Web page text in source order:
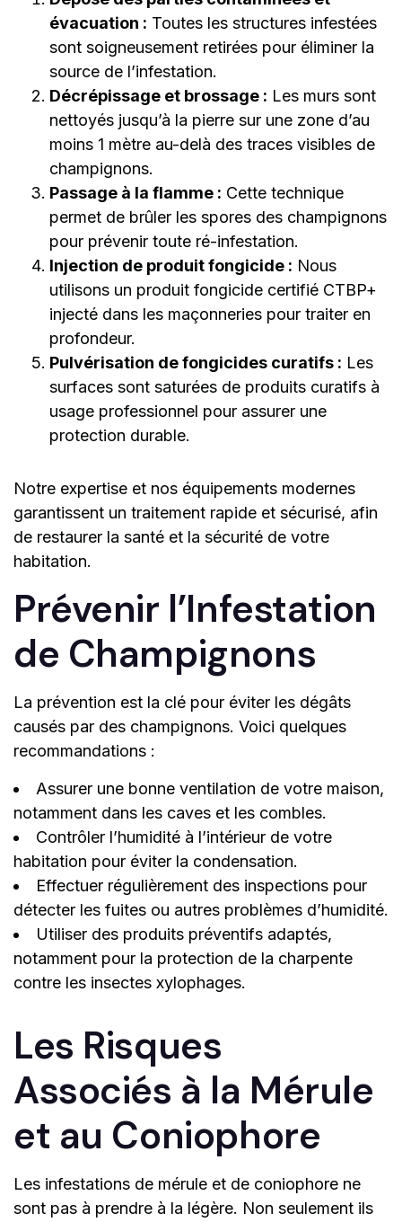
évacuation : Toutes les structures infestées
sont soigneusement retirées pour éliminer la
source de l’infestation.
Décrépissage et brossage : Les murs sont
nettoyés jusqu’à la pierre sur une zone d’au
moins 1 mètre au-delà des traces visibles de
champignons.
Passage à la flamme : Cette technique
permet de brûler les spores des champignons
pour prévenir toute ré-infestation.
Injection de produit fongicide : Nous
utilisons un produit fongicide certifié CTBP+
injecté dans les maçonneries pour traiter en
profondeur.
Pulvérisation de fongicides curatifs : Les
surfaces sont saturées de produits curatifs à
usage professionnel pour assurer une
protection durable.
Notre expertise et nos équipements modernes
garantissent un traitement rapide et sécurisé, afin
de restaurer la santé et la sécurité de votre
habitation.
Prévenir l’Infestation
de Champignons
La prévention est la clé pour éviter les dégâts
causés par des champignons. Voici quelques
recommandations :
Assurer une bonne ventilation de votre maison,
notamment dans les caves et les combles.
Contrôler l’humidité à l’intérieur de votre
habitation pour éviter la condensation.
Effectuer régulièrement des inspections pour
détecter les fuites ou autres problèmes d’humidité.
Utiliser des produits préventifs adaptés,
notamment pour la protection de la charpente
contre les insectes xylophages.
Les Risques
Associés à la Mérule
et au Coniophore
Les infestations de mérule et de coniophore ne
sont pas à prendre à la légère. Non seulement ils